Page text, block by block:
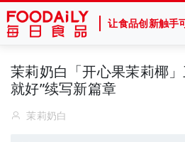
让食品创新触手
茉莉奶白「开心果茉莉椰
就好”续写新篇章
茉莉奶白